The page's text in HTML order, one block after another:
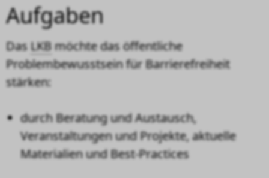
Aufgaben
DasLKBmöchte das öffentliche
Problembewusstsein für Barrierefreiheit
stärken:
durch Beratung und Austausch,
Veranstaltungen und Projekte, aktuelle
Materialien und Best-Practices